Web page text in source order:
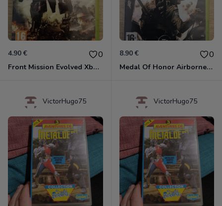
4.90 € 0
Front Mission Evolved Xbox 360
8.90 € 0
Medal Of Honor Airborne Xbox 360
VictorHugo75 VictorHugo75